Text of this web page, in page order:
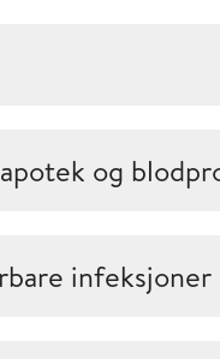
og
infeksjoner